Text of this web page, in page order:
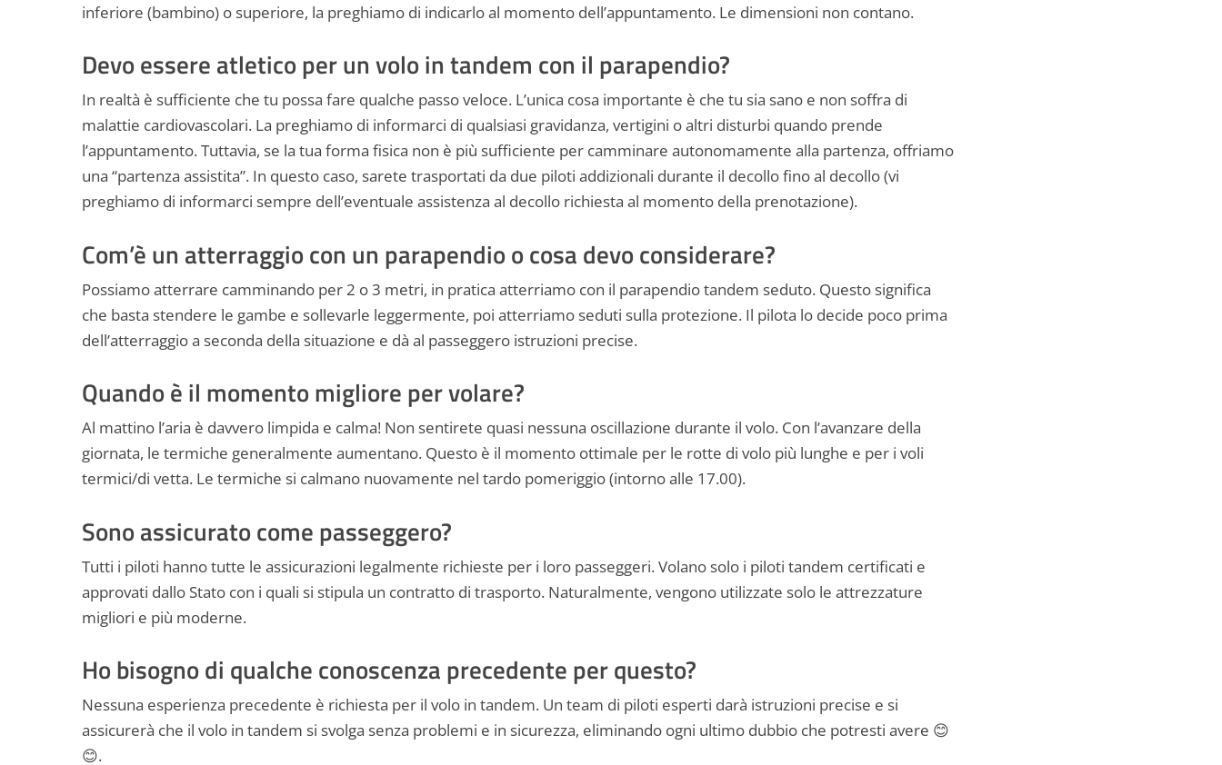
inferiore (bambino) o superiore, la preghiamo di indicarlo al momento dell’appuntamento. Le dimensioni non contano.
Devo essere atletico per un volo in tandem con il parapendio?
In realtà è sufficiente che tu possa fare qualche passo veloce. L’unica cosa importante è che tu sia sano e non soffra di
malattie cardiovascolari. La preghiamo di informarci di qualsiasi gravidanza, vertigini o altri disturbi quando prende
l’appuntamento. Tuttavia, se la tua forma fisica non è più sufficiente per camminare autonomamente alla partenza, offriamo
una “partenza assistita”. In questo caso, sarete trasportati da due piloti addizionali durante il decollo fino al decollo (vi
preghiamo di informarci sempre dell’eventuale assistenza al decollo richiesta al momento della prenotazione).
Com’è un atterraggio con un parapendio o cosa devo considerare?
Possiamo atterrare camminando per 2 o 3 metri, in pratica atterriamo con il parapendio tandem seduto. Questo significa
che basta stendere le gambe e sollevarle leggermente, poi atterriamo seduti sulla protezione. Il pilota lo decide poco prima
dell’atterraggio a seconda della situazione e dà al passeggero istruzioni precise.
Quando è il momento migliore per volare?
Al mattino l’aria è davvero limpida e calma! Non sentirete quasi nessuna oscillazione durante il volo. Con l’avanzare della
giornata, le termiche generalmente aumentano. Questo è il momento ottimale per le rotte di volo più lunghe e per i voli
termici/di vetta. Le termiche si calmano nuovamente nel tardo pomeriggio (intorno alle 17.00).
Sono assicurato come passeggero?
Tutti i piloti hanno tutte le assicurazioni legalmente richieste per i loro passeggeri. Volano solo i piloti tandem certificati e
approvati dallo Stato con i quali si stipula un contratto di trasporto. Naturalmente, vengono utilizzate solo le attrezzature
migliori e più moderne.
Ho bisogno di qualche conoscenza precedente per questo?
Nessuna esperienza precedente è richiesta per il volo in tandem. Un team di piloti esperti darà istruzioni precise e si
assicurerà che il volo in tandem si svolga senza problemi e in sicurezza, eliminando ogni ultimo dubbio che potresti avere 😊
😊.